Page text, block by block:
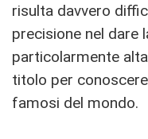
risulta davvero
precisione nel dare
particolarmente
titolo per
famosi del mondo.